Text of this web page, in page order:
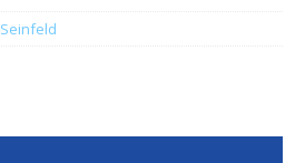
Seinfeld